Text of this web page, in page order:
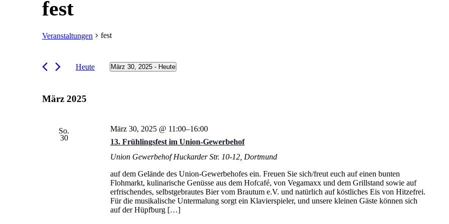
fest
Veranstaltungen fest
Veranstaltungen
Heute März 30, 2025 - Heute
März 2025
So.
30
13. Frühlingsfest im Union-Gewerbehof
März 30, 2025 @ 11:00–16:00
Union GewerbehofHuckarder Str. 10-12, Dortmund
auf dem Gelände des Union-Gewerbehofes ein. Freuen Sie sich/freut euch auf einen bunten
Flohmarkt, kulinarische Genüsse aus dem Hofcafé, von Vegamaxx und dem Grillstand sowie auf
erfrischendes, selbstgebrautes Bier vom Brautum e.V. und natürlich auf köstliches Eis von Hitzefrei.
Für die musikalische Untermalung sorgt ein Klavierspieler, und unsere kleinen Gäste können sich
auf der Hüpfburg […]